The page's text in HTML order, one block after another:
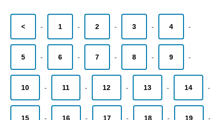
< - 1 - 2 - 3 - 4 -
5 - 6 - 7 - 8 - 9 -
10 - 11 - 12 - 13 - 14 -
15 - 16 - 17 - 18 - 19 -